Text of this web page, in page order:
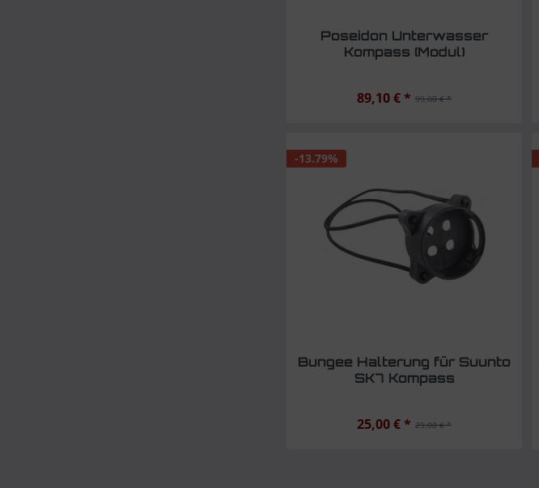
Poseidon Unterwasser
Kompass (Modul)
99,00 € *
89,10 € *
-13.79%
Bungee Halterung für Suunto
SK7 Kompass
29,00 € *
25,00 € *